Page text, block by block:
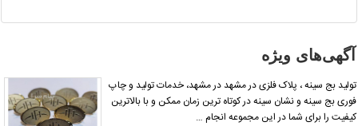
گزارش
دهید.
آگهی‌های ویژه
تولید بج سینه ، پلاک فلزی در مشهد در مشهد، خدمات تولید و چاپ
فوری بج سینه و نشان سینه در کوتاه ترین زمان ممکن و با بالاترین
کیفیت را برای شما در این مجموعه انجام …